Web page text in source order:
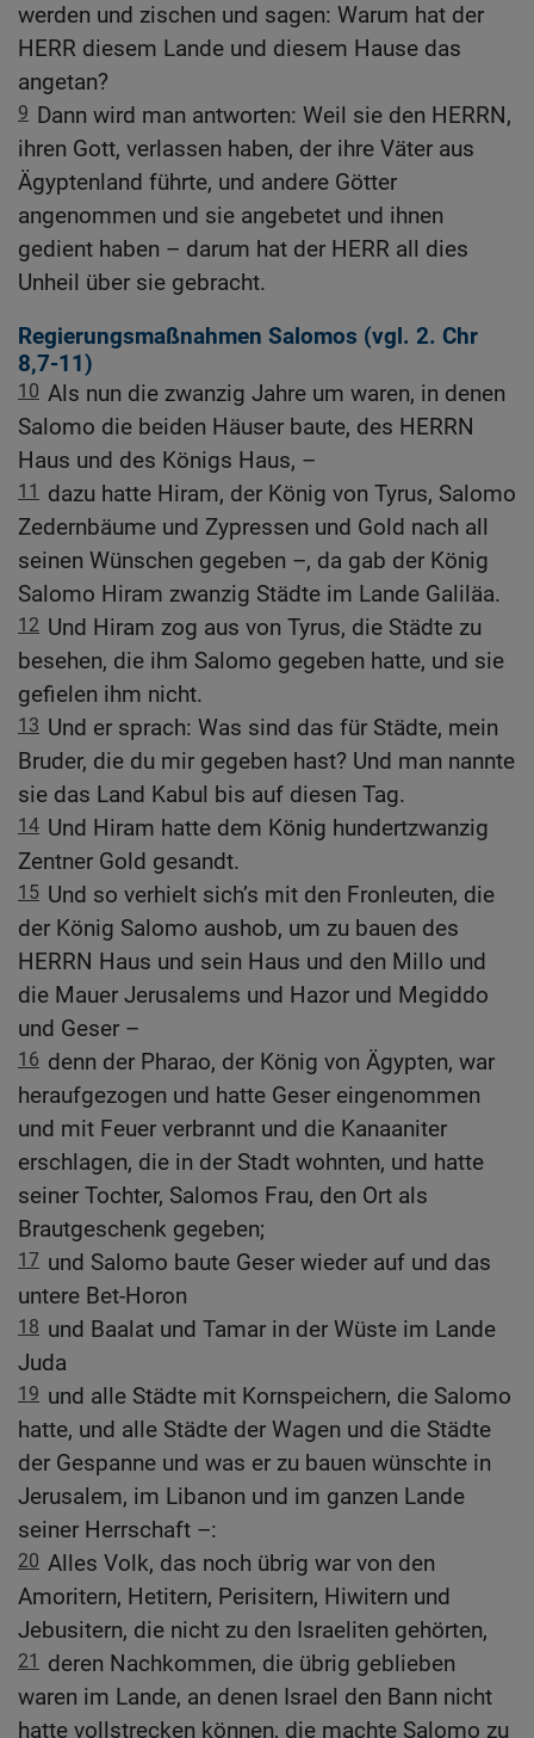
werden und zischen und sagen: Warum hat der
HERR diesem Lande und diesem Hause das
angetan?
9 Dann wird man antworten: Weil sie den HERRN,
ihren Gott, verlassen haben, der ihre Väter aus
Ägyptenland führte, und andere Götter
angenommen und sie angebetet und ihnen
gedient haben – darum hat der HERR all dies
Unheil über sie gebracht.
Regierungsmaßnahmen Salomos (vgl. 2. Chr
8,7-11)
10 Als nun die zwanzig Jahre um waren, in denen
Salomo die beiden Häuser baute, des HERRN
Haus und des Königs Haus, –
11
dazu hatte Hiram, der König von Tyrus, Salomo
Zedernbäume und Zypressen und Gold nach all
seinen Wünschen gegeben –, da gab der König
Salomo Hiram zwanzig Städte im Lande Galiläa.
12 Und Hiram zog aus von Tyrus, die Städte zu
besehen, die ihm Salomo gegeben hatte, und sie
gefielen ihm nicht.
13 Und er sprach: Was sind das für Städte, mein
Bruder, die du mir gegeben hast? Und man nannte
sie das Land Kabul bis auf diesen Tag.
14 Und Hiram hatte dem König hundertzwanzig
Zentner Gold gesandt.
15 Und so verhielt sich’s mit den Fronleuten, die
der König Salomo aushob, um zu bauen des
HERRN Haus und sein Haus und den Millo und
die Mauer Jerusalems und Hazor und Megiddo
und Geser –
16 denn der Pharao, der König von Ägypten, war
heraufgezogen und hatte Geser eingenommen
und mit Feuer verbrannt und die Kanaaniter
erschlagen, die in der Stadt wohnten, und hatte
seiner Tochter, Salomos Frau, den Ort als
Brautgeschenk gegeben;
17 und Salomo baute Geser wieder auf und das
untere Bet-Horon
18 und Baalat und Tamar in der Wüste im Lande
Juda
19 und alle Städte mit Kornspeichern, die Salomo
hatte, und alle Städte der Wagen und die Städte
der Gespanne und was er zu bauen wünschte in
Jerusalem, im Libanon und im ganzen Lande
seiner Herrschaft –:
20 Alles Volk, das noch übrig war von den
Amoritern, Hetitern, Perisitern, Hiwitern und
Jebusitern, die nicht zu den Israeliten gehörten,
21
deren Nachkommen, die übrig geblieben
waren im Lande, an denen Israel den Bann nicht
hatte vollstrecken können, die machte Salomo zu